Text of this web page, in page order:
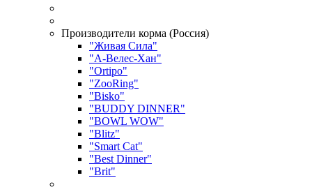
Производители корма (Россия)
"Живая Сила"
"А-Велес-Хан"
"Ortipo"
"ZooRing"
"Bisko"
"BUDDY DINNER"
"BOWL WOW"
"Blitz"
"Smart Cat"
"Best Dinner"
"Brit"